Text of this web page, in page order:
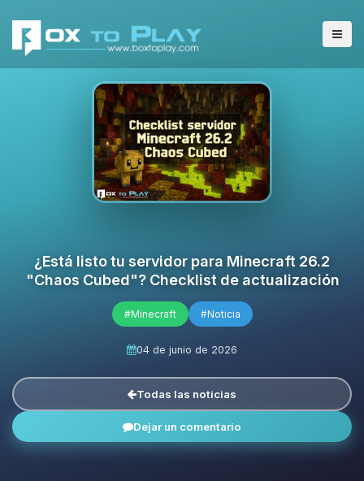
¿Está listo tu servidor para Minecraft 26.2
"Chaos Cubed"? Checklist de actualización
#Minecraft #Noticia
04 de junio de 2026
Todas las noticias
Dejar un comentario